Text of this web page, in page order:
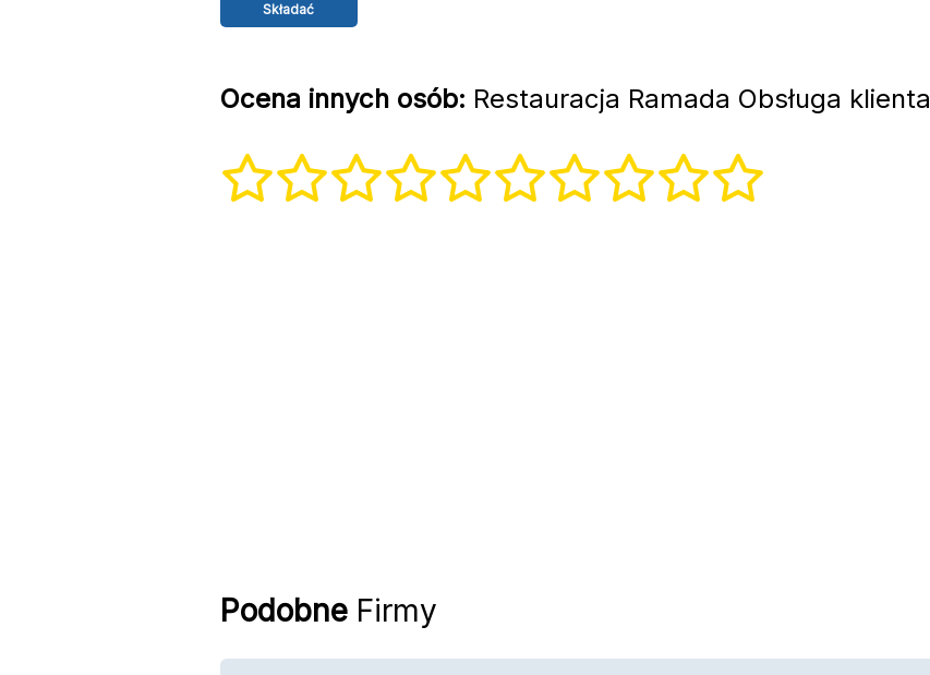
Ocena innych osób: Restauracja Ramada Obsługa klienta
PodobneFirmy